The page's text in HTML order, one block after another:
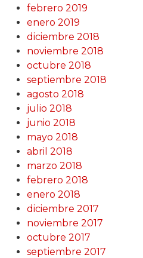
febrero 2019
enero 2019
diciembre 2018
noviembre 2018
octubre 2018
septiembre 2018
agosto 2018
julio 2018
junio 2018
mayo 2018
abril 2018
marzo 2018
febrero 2018
enero 2018
diciembre 2017
noviembre 2017
octubre 2017
septiembre 2017